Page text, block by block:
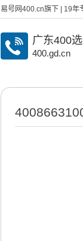
易号网400.cn旗下 | 19年
广东400
400.gd.cn